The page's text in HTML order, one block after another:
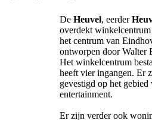
De Heuvel, eerder
overdekt
het centrum van
ontworpen door Walter
Het winkelcentrum
heeft vier ingangen. Er
gevestigd op het
entertainment.
Er zijn verder ook